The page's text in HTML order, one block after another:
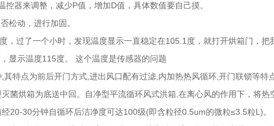
器来调整，减少P值，增加D值，具体数值要自己摸。
松动，进行加固。
过了一个小时，发现温度显示一直稳定在105.1度，就打开烘箱门，把
显示温度115度。 这个温度是传感器的问题
特点为前后开门方式,进出风口配有过滤,内加热热风循环,开门联锁等特点
菌烘箱为底送中回。自净型平流循环风式洪箱,在离心风的作用下，将热
20-30分钟自循环后洁净度可达100级(即含粒径0.5um的微粒≤3.5粒L)。